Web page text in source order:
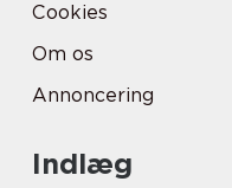
Cookies
Om os
Annoncering
Indlæg